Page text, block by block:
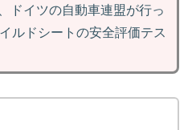
ドイツの自動車連盟が行っ
ルドシートの安全評価テス